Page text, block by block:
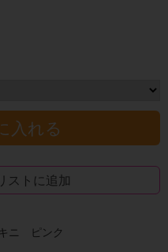
入れる
ストに追加
ニ ピンク